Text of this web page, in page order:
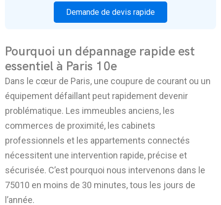
Demande de devis rapide
Pourquoi un dépannage rapide est
essentiel à Paris 10e
Dans le cœur de Paris, une coupure de courant ou un
équipement défaillant peut rapidement devenir
problématique. Les immeubles anciens, les
commerces de proximité, les cabinets
professionnels et les appartements connectés
nécessitent une intervention rapide, précise et
sécurisée. C’est pourquoi nous intervenons dans le
75010 en moins de 30 minutes, tous les jours de
l’année.